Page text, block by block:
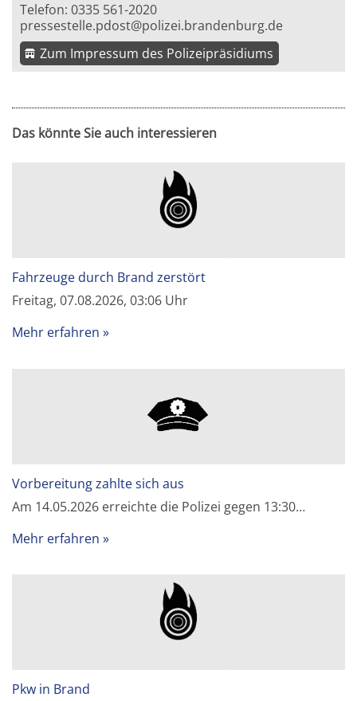
Telefon: 0335 561-2020
pressestelle.pdost@polizei.brandenburg.de
Zum Impressum des Polizeipräsidiums
Das könnte Sie auch interessieren
Fahrzeuge durch Brand zerstört
Freitag, 07.08.2026, 03:06 Uhr
Mehr erfahren
Vorbereitung zahlte sich aus
Am 14.05.2026 erreichte die Polizei gegen 13:30…
Mehr erfahren
Pkw in Brand